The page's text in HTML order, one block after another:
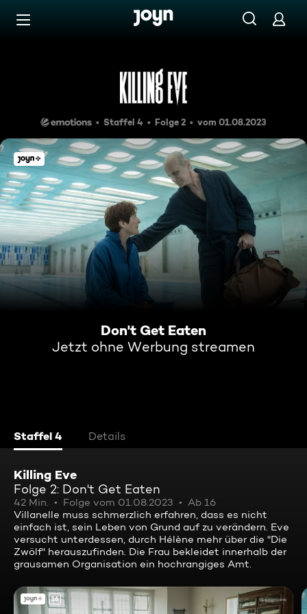
Zum Inhalt springen
Don't Get Eaten
Staffel 4 Folge 2 vom 01.08.2023
Don't Get Eaten
Jetzt ohne Werbung streamen
Staffel 4 Details
Killing Eve
Folge 2: Don't Get Eaten
42 Min. Folge vom 01.08.2023
Ab 16
Villanelle muss schmerzlich erfahren, dass es nicht
einfach ist, sein Leben von Grund auf zu verändern. Eve
versucht unterdessen, durch Hélène mehr über die "Die
Zwölf" herauszufinden. Die Frau bekleidet innerhalb der
grausamen Organisation ein hochrangiges Amt.
16